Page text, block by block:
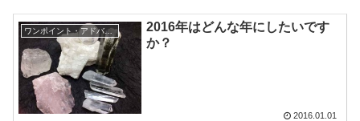
ワンポイント・アドバイス
2016年はどんな年にしたいです
か？
2016.01.01